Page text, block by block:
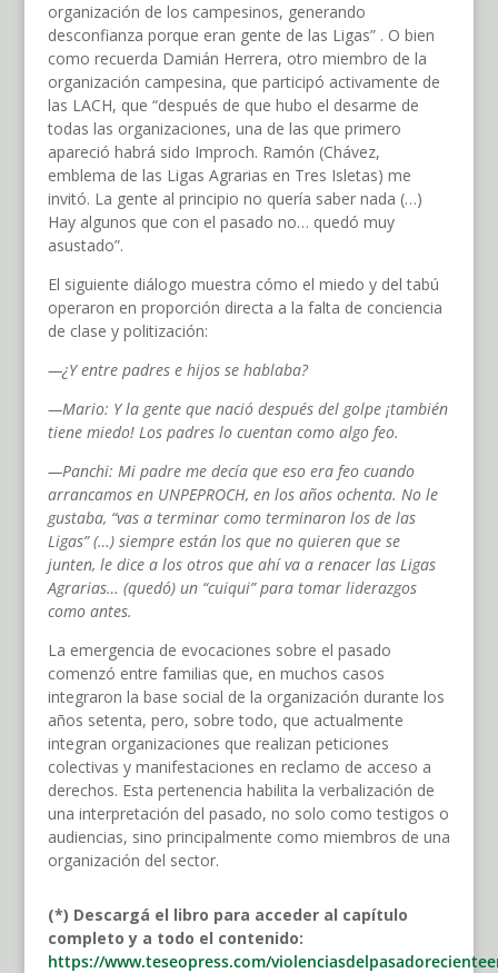
organización de los campesinos, generando
desconfianza porque eran gente de las Ligas” . O bien
como recuerda Damián Herrera, otro miembro de la
organización campesina, que participó activamente de
las LACH, que “después de que hubo el desarme de
todas las organizaciones, una de las que primero
apareció habrá sido Improch. Ramón (Chávez,
emblema de las Ligas Agrarias en Tres Isletas) me
invitó. La gente al principio no quería saber nada (…)
Hay algunos que con el pasado no… quedó muy
asustado”.
El siguiente diálogo muestra cómo el miedo y del tabú
operaron en proporción directa a la falta de conciencia
de clase y politización:
—¿Y entre padres e hijos se hablaba?
—Mario: Y la gente que nació después del golpe ¡también
tiene miedo! Los padres lo cuentan como algo feo.
—Panchi: Mi padre me decía que eso era feo cuando
arrancamos en UNPEPROCH, en los años ochenta. No le
gustaba, “vas a terminar como terminaron los de las
Ligas” (…) siempre están los que no quieren que se
junten, le dice a los otros que ahí va a renacer las Ligas
Agrarias… (quedó) un “cuiqui” para tomar liderazgos
como antes.
La emergencia de evocaciones sobre el pasado
comenzó entre familias que, en muchos casos
integraron la base social de la organización durante los
años setenta, pero, sobre todo, que actualmente
integran organizaciones que realizan peticiones
colectivas y manifestaciones en reclamo de acceso a
derechos. Esta pertenencia habilita la verbalización de
una interpretación del pasado, no solo como testigos o
audiencias, sino principalmente como miembros de una
organización del sector.
(*) Descargá el libro para acceder al capítulo
completo y a todo el contenido:
https://www.teseopress.com/